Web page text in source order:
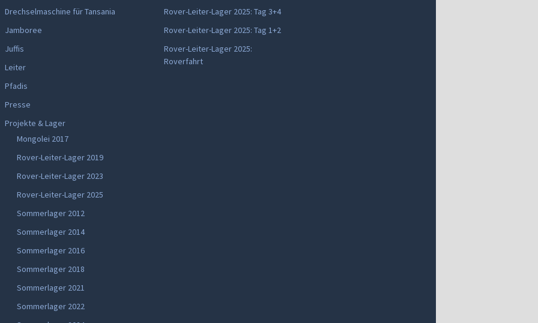
Drechselmaschine für Tansania
Jamboree
Juffis
Leiter
Pfadis
Presse
Projekte & Lager
Mongolei 2017
Rover-Leiter-Lager 2019
Rover-Leiter-Lager 2023
Rover-Leiter-Lager 2025
Sommerlager 2012
Sommerlager 2014
Sommerlager 2016
Sommerlager 2018
Sommerlager 2021
Sommerlager 2022
Rover-Leiter-Lager 2025: Tag 3+4
Rover-Leiter-Lager 2025: Tag 1+2
Rover-Leiter-Lager 2025:
Roverfahrt